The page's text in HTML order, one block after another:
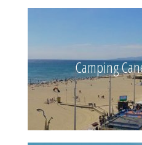
Camping